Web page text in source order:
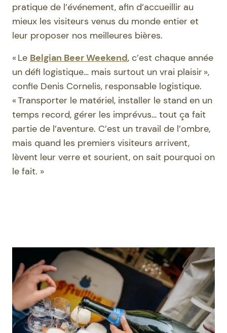
pratique de l’événement, afin d’accueillir au
mieux les visiteurs venus du monde entier et
leur proposer nos meilleures bières.
« Le Belgian Beer Weekend, c’est chaque année
un défi logistique… mais surtout un vrai plaisir »,
confie Denis Cornelis, responsable logistique.
« Transporter le matériel, installer le stand en un
temps record, gérer les imprévus… tout ça fait
partie de l’aventure. C’est un travail de l’ombre,
mais quand les premiers visiteurs arrivent,
lèvent leur verre et sourient, on sait pourquoi on
le fait. »